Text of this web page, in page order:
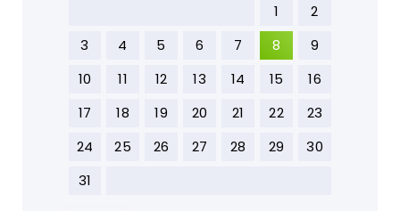
1
2
3
4 5 6 7 8
9
10
11 12 13 14 15
16
17
18 19 20 21 22
23
24
25 26 27 28 29
30
31